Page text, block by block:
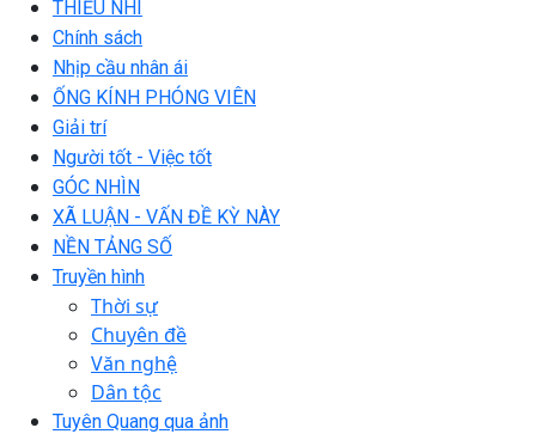
THIẾU NHI
Chính sách
Nhịp cầu nhân ái
ỐNG KÍNH PHÓNG VIÊN
Giải trí
Người tốt - Việc tốt
GÓC NHÌN
XÃ LUẬN - VẤN ĐỀ KỲ NÀY
NỀN TẢNG SỐ
Truyền hình
Thời sự
Chuyên đề
Văn nghệ
Dân tộc
Tuyên Quang qua ảnh